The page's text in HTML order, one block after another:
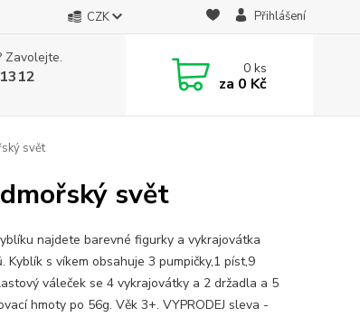
CZK Přihlášení
Zavolejte.
0ks
za 0 Kč
svět
svět
najdete barevné figurky a vykrajovátka
Kyblík s víkem obsahuje 3 pumpičky,1 píst,9
váleček se 4 vykrajovátky a 2 držadla a 5
hmoty po 56g. Věk 3+. VYPRODEJ sleva -